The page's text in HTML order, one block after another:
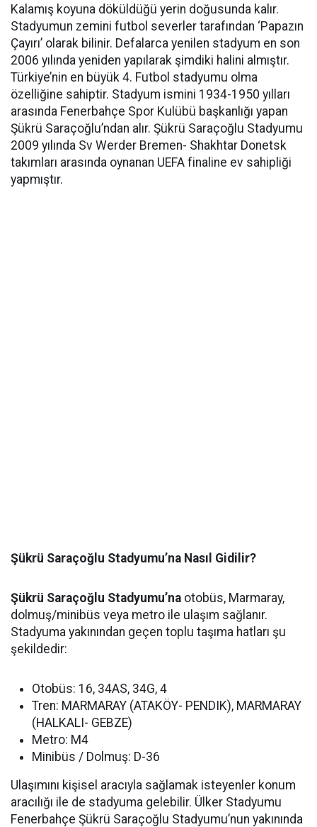
Kalamış koyuna döküldüğü yerin doğusunda kalır.
Stadyumun zemini futbol severler tarafından ‘Papazın
Çayırı’ olarak bilinir. Defalarca yenilen stadyum en son
2006 yılında yeniden yapılarak şimdiki halini almıştır.
Türkiye’nin en büyük 4. Futbol stadyumu olma
özelliğine sahiptir. Stadyum ismini 1934-1950 yılları
arasında Fenerbahçe Spor Kulübü başkanlığı yapan
Şükrü Saraçoğlu’ndan alır. Şükrü Saraçoğlu Stadyumu
2009 yılında Sv Werder Bremen- Shakhtar Donetsk
takımları arasında oynanan UEFA finaline ev sahipliği
yapmıştır.
Şükrü Saraçoğlu Stadyumu’na Nasıl Gidilir?
Şükrü Saraçoğlu Stadyumu’na otobüs, Marmaray,
dolmuş/minibüs veya metro ile ulaşım sağlanır.
Stadyuma yakınından geçen toplu taşıma hatları şu
şekildedir:
Otobüs: 16, 34AS, 34G, 4
Tren: MARMARAY (ATAKÖY- PENDIK), MARMARAY
(HALKALI- GEBZE)
Metro: M4
Minibüs / Dolmuş: D-36
Ulaşımını kişisel aracıyla sağlamak isteyenler konum
aracılığı ile de stadyuma gelebilir. Ülker Stadyumu
Fenerbahçe Şükrü Saraçoğlu Stadyumu’nun yakınında